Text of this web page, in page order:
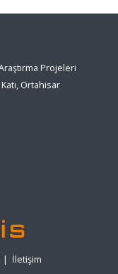
Projeleri
Ortahisar
| İletişim